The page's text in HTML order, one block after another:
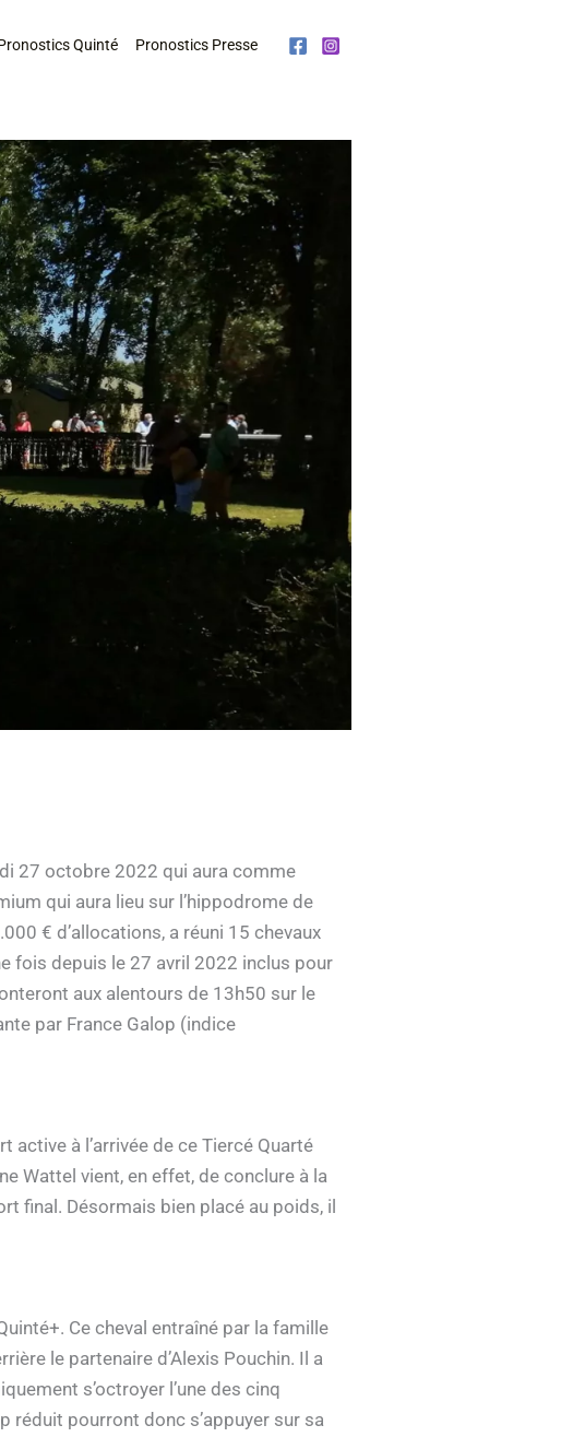
Quinté Pronostics Presse
27 octobre 2022 qui aura comme
qui aura lieu sur l’hippodrome de
€ d’allocations, a réuni 15 chevaux
fois depuis le 27 avril 2022 inclus pour
aux alentours de 13h50 sur le
par France Galop (indice
à l’arrivée de ce Tiercé Quarté
Wattel vient, en effet, de conclure à la
final. Désormais bien placé au poids, il
Ce cheval entraîné par la famille
le partenaire d’Alexis Pouchin. Il a
s’octroyer l’une des cinq
réduit pourront donc s’appuyer sur sa